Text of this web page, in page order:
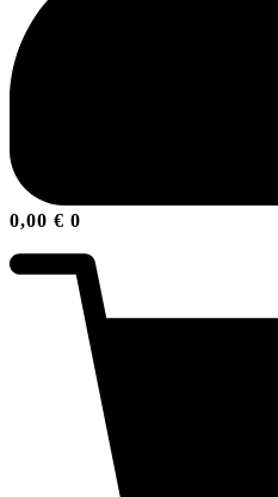
0,00 € 0